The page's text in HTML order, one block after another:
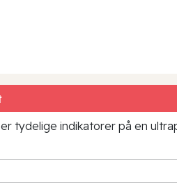
tydelige indikatorer på en